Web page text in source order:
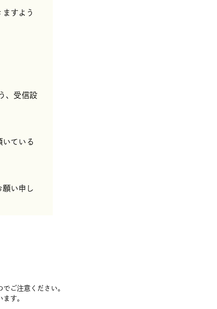
すよう
、受信設
ている
い申し
ご注意ください。
す。